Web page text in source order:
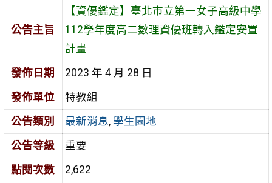
公告主旨
【資優鑑定】臺北市立第一女子高級中學
112學年度高二數理資優班轉入鑑定安置
計畫
發佈日期
2023 年 4 月 28 日
發佈單位
特教組
公告類別
最新消息, 學生園地
公告等級
重要
點閱次數
2,622